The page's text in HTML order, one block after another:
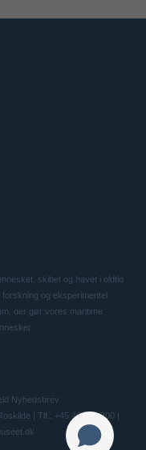
skibet og havet i oldtid
og eksperimentel
der gør vores maritime
Nyhedsbrev
| Tlf.: +45 46 300 200 |